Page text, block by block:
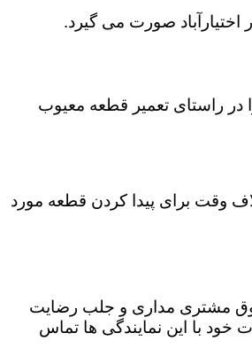
صورت می گیرد.
در راستای تعمیر قطعه معیوب
وقت برای پیدا کردن قطعه مورد
مشتری مداری و جلب رضایت
با این نمایندگی ها تماس